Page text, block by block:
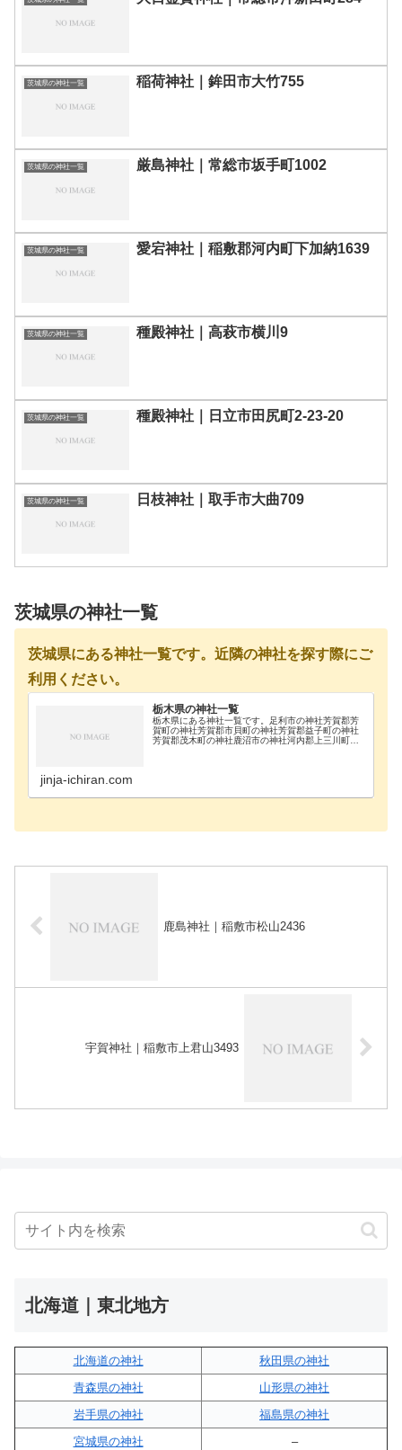
茨城県の神社一覧 稲荷神社｜鉾田市大竹755
茨城県の神社一覧 厳島神社｜常総市坂手町1002
茨城県の神社一覧 愛宕神社｜稲敷郡河内町下加納1639
茨城県の神社一覧 種殿神社｜高萩市横川9
茨城県の神社一覧 種殿神社｜日立市田尻町2-23-20
茨城県の神社一覧 日枝神社｜取手市大曲709
茨城県の神社一覧
茨城県にある神社一覧です。近隣の神社を探す際にご
利用ください。
栃木県の神社一覧
栃木県にある神社一覧です。足利市の神社芳賀郡芳
賀町の神社芳賀郡市貝町の神社芳賀郡益子町の神社
芳賀郡茂木町の神社鹿沼市の神社河内郡上三川町の
jinja-ichiran.com
鹿島神社｜稲敷市松山2436
宇賀神社｜稲敷市上君山3493
北海道｜東北地方
北海道の神社
秋田県の神社
青森県の神社
山形県の神社
岩手県の神社
福島県の神社
宮城県の神社
–